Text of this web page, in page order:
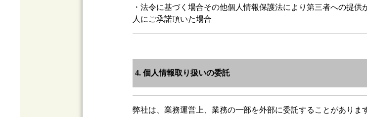
・法令に基づく場合その他個人情報保護法により第三者への提
人にご承諾頂いた場合
4. 個人情報取り扱いの委託
弊社は、業務運営上、業務の一部を外部に委託することがありま